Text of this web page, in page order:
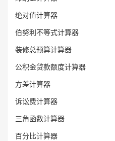
绝对值计算器
伯努利不等式计算器
装修总预算计算器
公积金贷款额度计算器
方差计算器
诉讼费计算器
三角函数计算器
百分比计算器